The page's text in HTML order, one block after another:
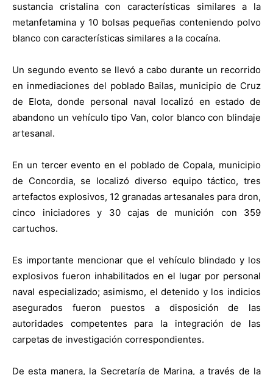
sustancia cristalina con características similares a la
metanfetamina y 10 bolsas pequeñas conteniendo polvo
blanco con características similares a la cocaína.
Un segundo evento se llevó a cabo durante un recorrido
en inmediaciones del poblado Bailas, municipio de Cruz
de Elota, donde personal naval localizó en estado de
abandono un vehículo tipo Van, color blanco con blindaje
artesanal.
En un tercer evento en el poblado de Copala, municipio
de Concordia, se localizó diverso equipo táctico, tres
artefactos explosivos, 12 granadas artesanales para dron,
cinco iniciadores y 30 cajas de munición con 359
cartuchos.
Es importante mencionar que el vehículo blindado y los
explosivos fueron inhabilitados en el lugar por personal
naval especializado; asimismo, el detenido y los indicios
asegurados fueron puestos a disposición de las
autoridades competentes para la integración de las
carpetas de investigación correspondientes.
De esta manera, la Secretaría de Marina, a través de la